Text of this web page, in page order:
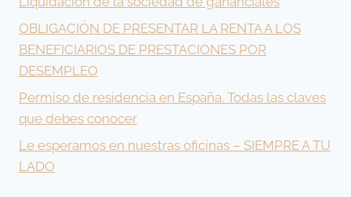
OBLIGACIÓN DE PRESENTAR LA RENTA A LOS
BENEFICIARIOS DE PRESTACIONES POR
DESEMPLEO
Permiso de residencia en España. Todas las claves
que debes conocer
Le esperamos en nuestras oficinas – SIEMPRE A TU
LADO